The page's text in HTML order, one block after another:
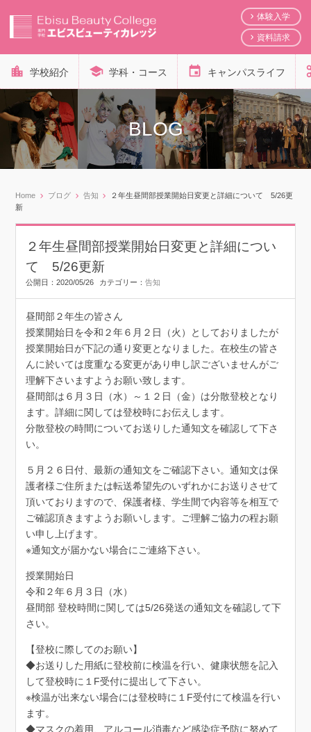
体験入学
資料請求
学校紹介 学科・コース キャンパスライフ
BLOG
Home ブログ 告知
２年生昼間部授業開始日変更と詳細について 5/26更
新
２年生昼間部授業開始日変更と詳細につい
て 5/26更新
公開日：2020/05/26 カテゴリー： 告知
昼間部２年生の皆さん
授業開始日を令和２年６月２日（火）としておりましたが
授業開始日が下記の通り変更となりました。在校生の皆さ
んに於いては度重なる変更があり申し訳ございませんがご
理解下さいますようお願い致します。
昼間部は６月３日（水）～１２日（金）は分散登校となり
ます。詳細に関しては登校時にお伝えします。
分散登校の時間についてお送りした通知文を確認して下さ
い。
５月２６日付、最新の通知文をご確認下さい。通知文は保
護者様ご住所または転送希望先のいずれかにお送りさせて
頂いておりますので、保護者様、学生間で内容等を相互で
ご確認頂きますようお願いします。ご理解ご協力の程お願
い申し上げます。
※通知文が届かない場合にご連絡下さい。
授業開始日
令和２年６月３日（水）
昼間部 登校時間に関しては5/26発送の通知文を確認して下
さい。
【登校に際してのお願い】
◆お送りした用紙に登校前に検温を行い、健康状態を記入
して登校時に１F受付に提出して下さい。
※検温が出来ない場合には登校時に１F受付にて検温を行い
ます。
◆マスクの着用、アルコール消毒など感染症予防に努めて